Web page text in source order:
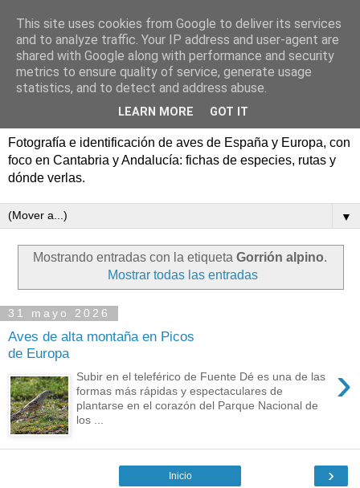
Aves de España y Europa:
fotografía y rutas de
Fotografía e identificación de aves de España y Europa, con
foco en Cantabria y Andalucía: fichas de especies, rutas y
dónde verlas.
▼
Mostrando entradas con la etiqueta Gorrión alpino.
Mostrar todas las entradas
31 mayo 2026
Aves de alta montaña en Picos
de Europa
›
Subir en el teleférico de Fuente Dé es una de las
formas más rápidas y espectaculares de
plantarse en el corazón del Parque Nacional de
los ...
›
Inicio
This site uses cookies from Google to deliver its services
and to analyze traffic. Your IP address and user-agent are
shared with Google along with performance and security
metrics to ensure quality of service, generate usage
statistics, and to detect and address abuse.
LEARN MORE GOT IT